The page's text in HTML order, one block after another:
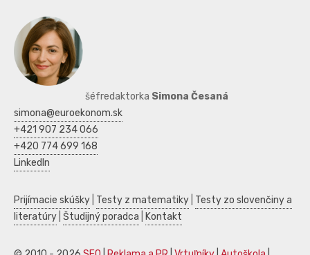
šéfredaktorka Simona Česaná
simona@euroekonom.sk
+421 907 234 066
+420 774 699 168
LinkedIn
Prijímacie skúšky Testy z matematiky Testy zo slovenčiny a
literatúry Študijný poradca Kontakt